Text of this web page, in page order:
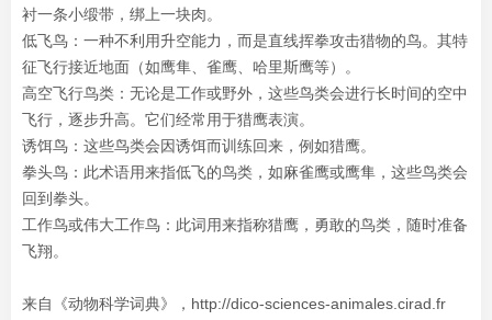
衬一条小缎带，绑上一块肉。
低飞鸟：一种不利用升空能力，而是直线挥拳攻击猎物的鸟。其特
征飞行接近地面（如鹰隼、雀鹰、哈里斯鹰等）。
高空飞行鸟类：无论是工作或野外，这些鸟类会进行长时间的空中
飞行，逐步升高。它们经常用于猎鹰表演。
诱饵鸟：这些鸟类会因诱饵而训练回来，例如猎鹰。
拳头鸟：此术语用来指低飞的鸟类，如麻雀鹰或鹰隼，这些鸟类会
回到拳头。
工作鸟或伟大工作鸟：此词用来指称猎鹰，勇敢的鸟类，随时准备
飞翔。
来自《动物科学词典》，http://dico-sciences-animales.cirad.fr